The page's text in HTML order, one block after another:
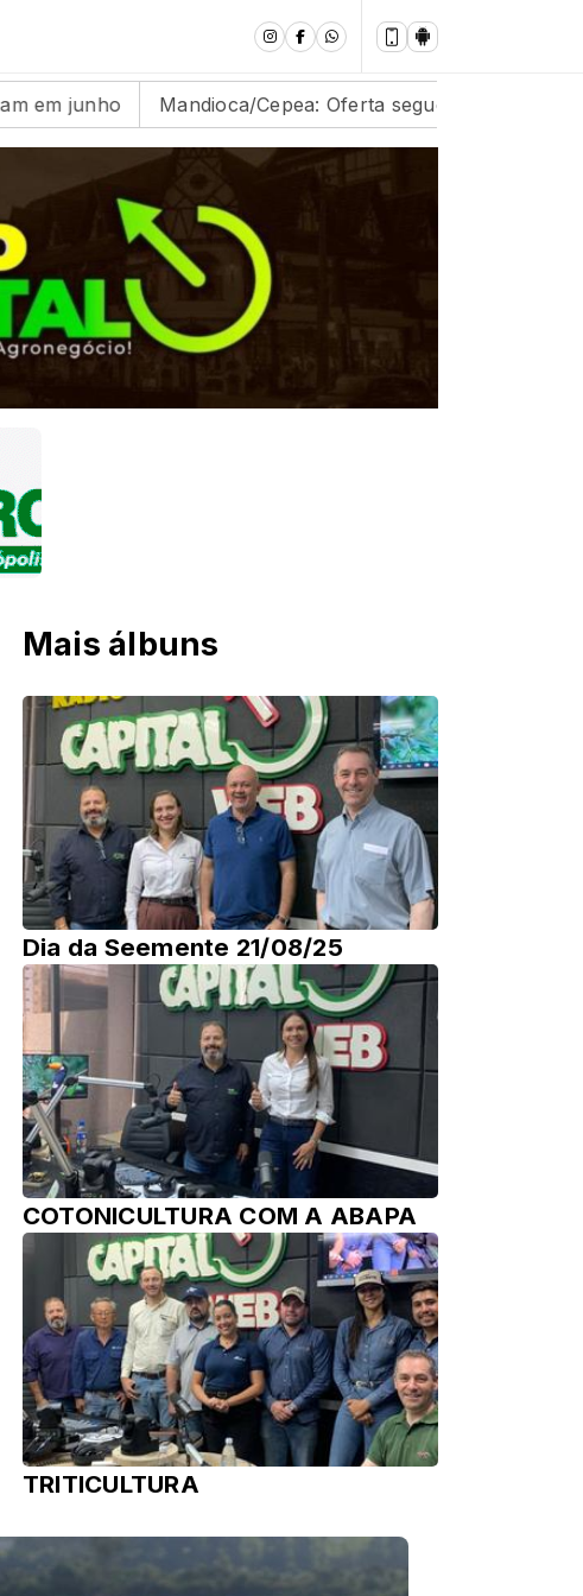
Mandioca/Cepea: Oferta segue abaixo das expectativas
Mais álbuns
Dia da Seemente 21/08/25
COTONICULTURA COM A ABAPA
TRITICULTURA